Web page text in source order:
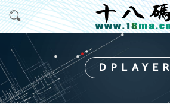
DPLAYER